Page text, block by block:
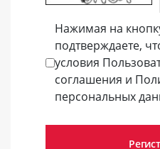
Нажимая на
подтверждаете,
условия
соглашения и
персональных